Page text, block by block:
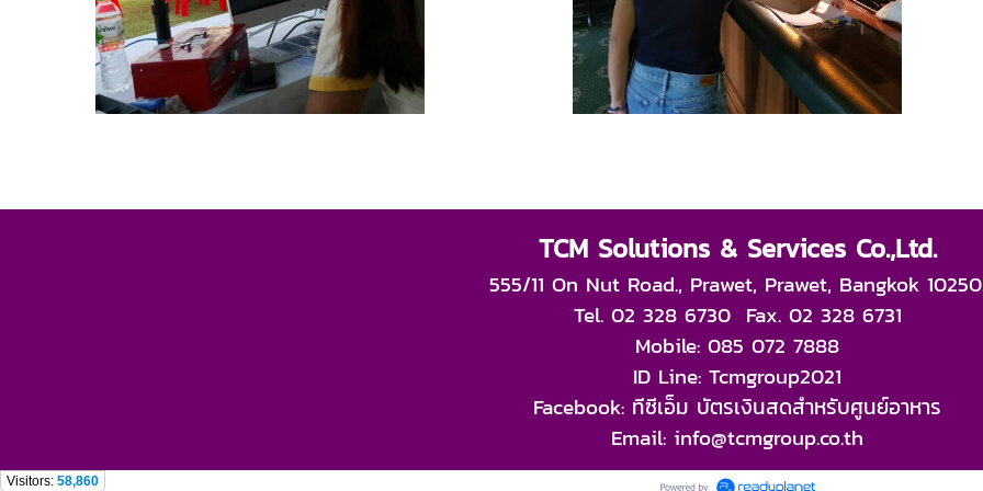
TCM Solutions & Services Co.,Ltd.
555/11 On Nut Road., Prawet, Prawet, Bangkok
Tel. 02 328 6730 Fax. 02 328 6731
Mobile: 085 072 7888
ID Line: Tcmgroup2021
Facebook: ทีซีเอ็ม บัตรเงินสดสำหรับศูนย์อาหาร
Email: info@tcmgroup.co.th
Visitors: 58,860